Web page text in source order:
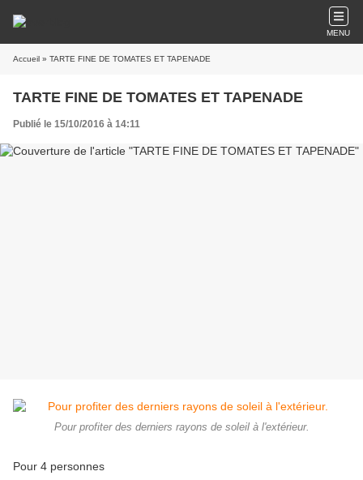
MENU
Accueil » TARTE FINE DE TOMATES ET TAPENADE
TARTE FINE DE TOMATES ET TAPENADE
Publié le 15/10/2016 à 14:11
Pour profiter des derniers rayons de soleil à l'extérieur.
Pour 4 personnes